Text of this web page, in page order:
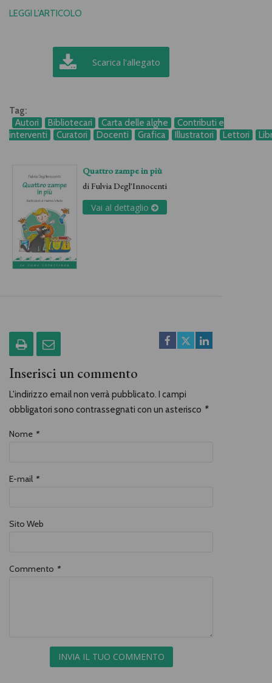
LEGGI L'ARTICOLO
Scarica l'allegato
Tag:
Autori
Bibliotecari Carta delle alghe
Contributi e
interventi
Curatori Docenti Grafica Illustratori Lettori
Quattro zampe in più
diFulvia Degl'Innocenti
Vai al dettaglio
Inserisci un commento
L'indirizzo email non verrà pubblicato. I campi
obbligatori sono contrassegnati con un asterisco *
Nome *
E-mail *
Sito Web
Commento *
INVIA IL TUO COMMENTO